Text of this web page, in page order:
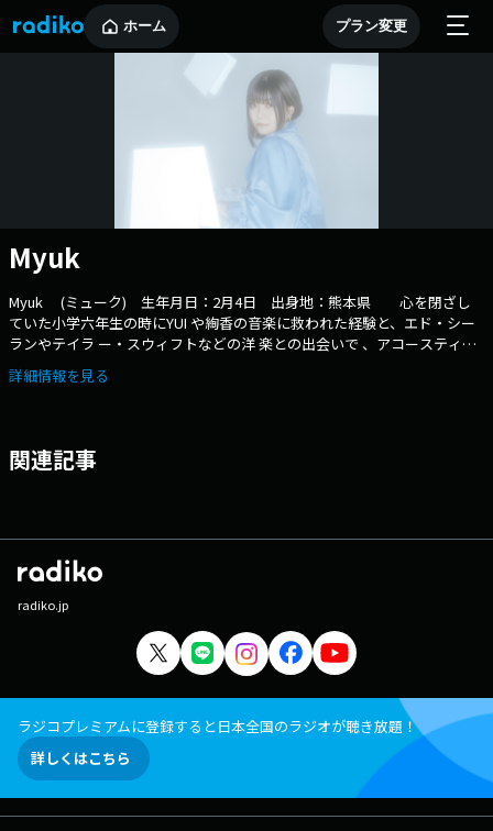
ホーム プラン変更
Myuk
Myuk (ミューク) ⽣年⽉⽇：2⽉4⽇ 出⾝地：熊本県 心を閉ざし
ていた小学六年生の時にYUI や絢香の音楽に救われた経験と、エド・シー
ランやテイラ ー・スウィフトなどの洋 楽との出会いで 、アコースティッ
クギターを主体に楽曲の制作をスタート。出身 地である熊本で行われたチ
ャリティーイベ ントでその歌声を見出され 、15歳で サーキットイベン
にも出演を果たす。 中学生時代からアコースティックギターを主体の楽曲
制作を行っていたが、Eve との出会いによって声の表現の深さに気 づき、
の歌声で、音楽を発 信していく。 2021年 1 月クールフジテレビ ノイタ
「魔法」でメ ジャーデビュー。同時に、この楽曲がアニメーション映像作
家のWaboku とアニメーションスタジオ A 1 Pictures とがタッ グを組んだ
連作アニメ MV プロジェクト”BATENKAITOS” の第一作目として MV を公開
。その後も数々のアニメ/ドラマ作 品タイアップを経て、2023年10月には
TVアニメ「豚のレバーは過熱しろ」EDテーマとして、自身の作詞楽曲「ひ
とりじゃない よ」を、アニメーション映画「北極百貨店のコンシェルジュ
さん」主題歌として、tofubeatsがプロデュースした楽曲「Gift」を リリ
ースし、話題に。 2022年 6 月には初の全国ワンマンツアーを成功させ、
定期的にワンマンライブ企画“ Knockin ’ On Night Door ”を開催 するな
ど、リリースと並行してライブ活動も精力的に行っている。
詳細情報を見る
関連記事
radiko.jp
ラジコプレミアムに登録すると日本全国のラジオが聴き放題！
詳しくはこちら